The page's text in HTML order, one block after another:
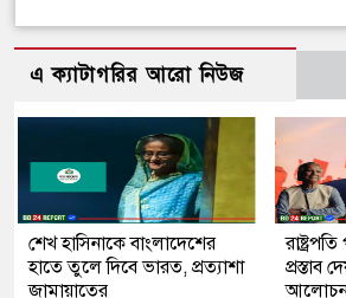
এ ক্যাটাগরির আরো নিউজ
শেখ হাসিনাকে বাংলাদেশের
হাতে তুলে দিবে ভারত, প্রত্যাশা
জামায়াতের
প্রস্তাব